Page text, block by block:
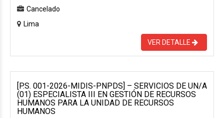
Cancelado
Lima
VER DETALLE
[P.S. 001-2026-MIDIS-PNPDS] – SERVICIOS DE UN/A
(01) ESPECIALISTA III EN GESTIÓN DE RECURSOS
HUMANOS PARA LA UNIDAD DE RECURSOS
HUMANOS